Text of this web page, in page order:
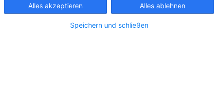
Alles akzeptieren Alles ablehnen
Speichern und schließen